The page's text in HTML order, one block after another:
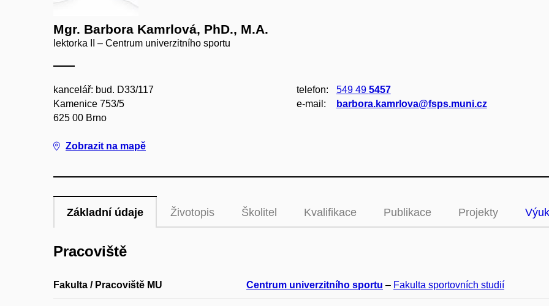
Mgr. Barbora Kamrlová, PhD., M.A.
lektorka II – Centrum univerzitního sportu
kancelář: bud. D33/117
Kamenice 753/5
625 00 Brno
Zobrazit na mapě
telefon: 549 49 5457
e‑mail:
barbora.kamrlova@fsps.muni.cz
Základní údaje Životopis Školitel Kvalifikace Publikace Projekty
Pracoviště
Fakulta / Pracoviště MU Centrum univerzitního sportu – Fakulta sportovních studií